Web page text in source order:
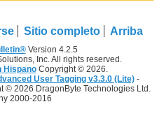
Sitio completo Arriba
Version 4.2.5
Inc. All rights reserved.
HispanoCopyright © 2026.
User Tagging v3.3.0 (Lite) -
© 2026 DragonByte Technologies Ltd.
2000-2016